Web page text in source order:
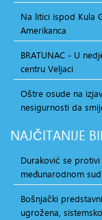
Na litici ispod Kula
Amerikanca
BRATUNAC - U
centru Veljaci
Oštre osude na
nesigurnosti da
NAJČITANIJE
Duraković se
međunarodnom
Bošnjački
ugrožena,